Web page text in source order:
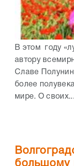
В этом году
автору
Славе
более
мире. О своих...
большому